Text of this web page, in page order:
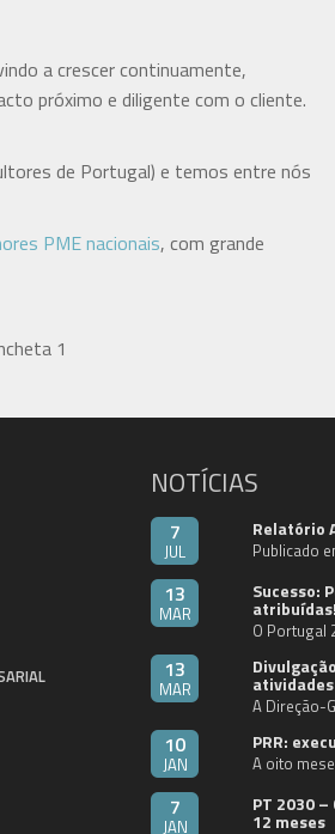
a crescer continuamente,
próximo e diligente com o cliente.
de Portugal) e temos entre nós
PME nacionais, com grande
NOTÍCIAS
7
JUL
Relatório
Publicado
13
MAR
Sucesso:
O Portugal
13
MAR
A Direção-
10
JAN
PRR:
A oito
7
JAN
PT 2030
12 meses